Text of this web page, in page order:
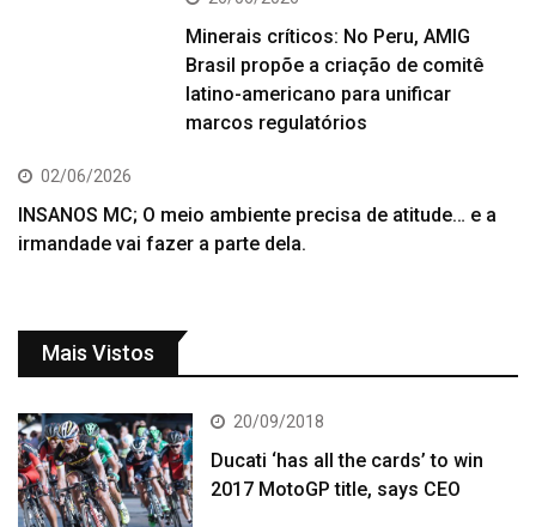
Minerais críticos: No Peru, AMIG
Brasil propõe a criação de comitê
latino-americano para unificar
marcos regulatórios
02/06/2026
INSANOS MC; O meio ambiente precisa de atitude… e a
irmandade vai fazer a parte dela.
Mais Vistos
20/09/2018
Ducati ‘has all the cards’ to win
2017 MotoGP title, says CEO